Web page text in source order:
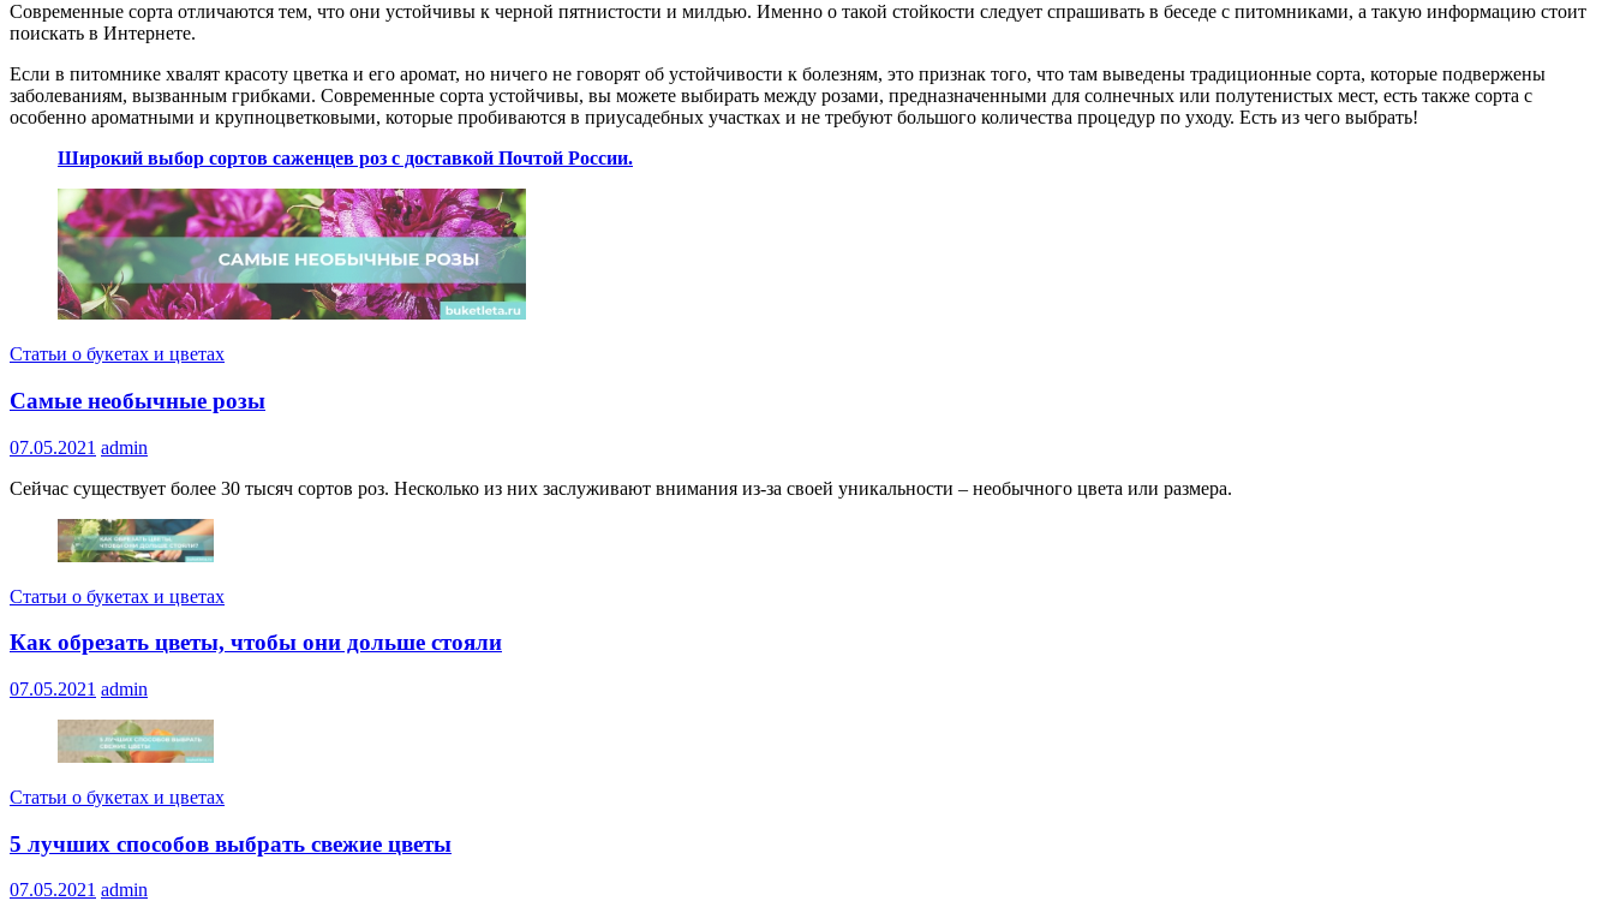
Современные сорта отличаются тем, что они устойчивы к черной пятнистости и милдью. Именно о такой стойкости следует спрашивать в беседе с питомниками, а такую ​​информацию стоит
поискать в Интернете.
Если в питомнике хвалят красоту цветка и его аромат, но ничего не говорят об устойчивости к болезням, это признак того, что там выведены традиционные сорта, которые подвержены
заболеваниям, вызванным грибками. Современные сорта устойчивы, вы можете выбирать между розами, предназначенными для солнечных или полутенистых мест, есть также сорта с
особенно ароматными и крупноцветковыми, которые пробиваются в приусадебных участках и не требуют большого количества процедур по уходу. Есть из чего выбрать!
Широкий выбор сортов саженцев роз с доставкой Почтой России.
Статьи о букетах и цветах
Самые необычные розы
07.05.2021 admin
Сейчас существует более 30 тысяч сортов роз. Несколько из них заслуживают внимания из-за своей уникальности – необычного цвета или размера.
Статьи о букетах и цветах
Как обрезать цветы, чтобы они дольше стояли
07.05.2021 admin
Статьи о букетах и цветах
5 лучших способов выбрать свежие цветы
07.05.2021 admin